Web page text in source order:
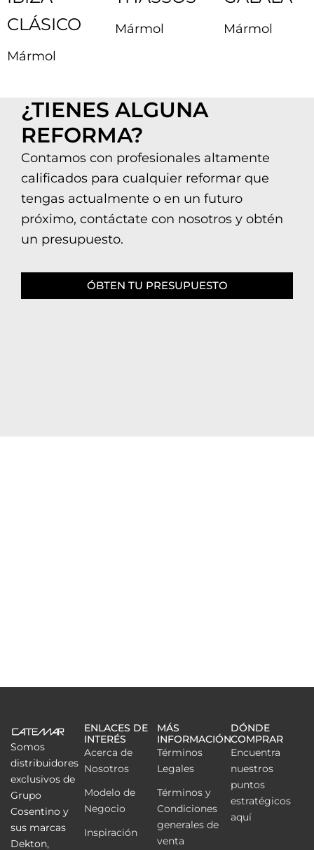
CLÁSICO
Mármol
Mármol Mármol
¿TIENES ALGUNA
REFORMA?
Contamos con profesionales altamente
calificados para cualquier reformar que
tengas actualmente o en un futuro
próximo, contáctate con nosotros y obtén
un presupuesto.
ÓBTEN TU PRESUPUESTO
Somos
distribuidores
exclusivos de
Grupo
Cosentino y
sus marcas
Dekton,
ENLACES DE
INTERÉS
Acerca de
Nosotros
Modelo de
Negocio
Inspiración
MÁS
INFORMACIÓN
Términos
Legales
Términos y
Condiciones
generales de
venta
DÓNDE
COMPRAR
Encuentra
nuestros
puntos
estratégicos
aquí